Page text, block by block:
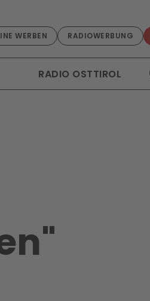
WERBEN RADIOWERBUNG
RADIO OSTTIROL